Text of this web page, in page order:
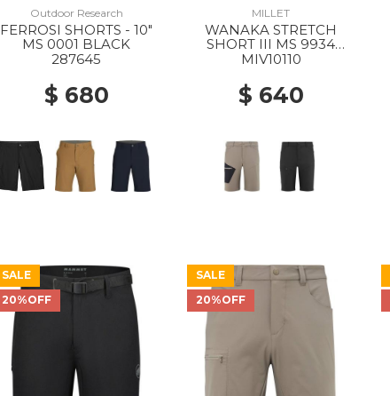
Outdoor Research
FERROSI SHORTS - 10"
MS 0001 BLACK
287645
$ 680
MILLET
WANAKA STRETCH
SHORT III MS 9934
DORITE/BLACK
MIV10110
$ 640
SALE
20%OFF
SALE
20%OFF